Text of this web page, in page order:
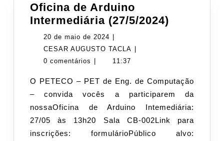
Oficina de Arduino
Intermediária (27/5/2024)
20 de maio de 2024 20
de
maio
2024
CESAR AUGUSTO TACLA CESAR
0 comentários
11:37
O PETECO – PET de Eng. de Computação
– convida vocês a participarem da
nossaOficina de Arduino Intemediária:
27/05 às 13h20 Sala CB-002Link para
inscrições: formulárioPúblico alvo: